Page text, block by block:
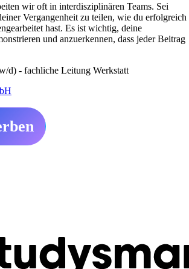
wir oft in interdisziplinären Teams. Sei
Vergangenheit zu teilen, wie du erfolgreich
hast. Es ist wichtig, deine
und anzuerkennen, dass jeder Beitrag
d) - fachliche Leitung Werkstatt